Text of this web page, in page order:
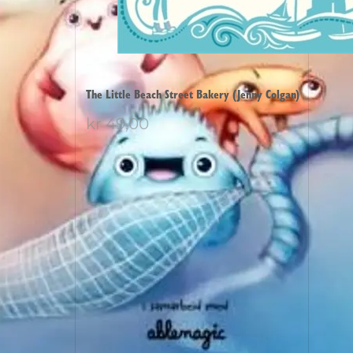
The Little Beach Street Bakery (Jenny Colgan)
kr49,00